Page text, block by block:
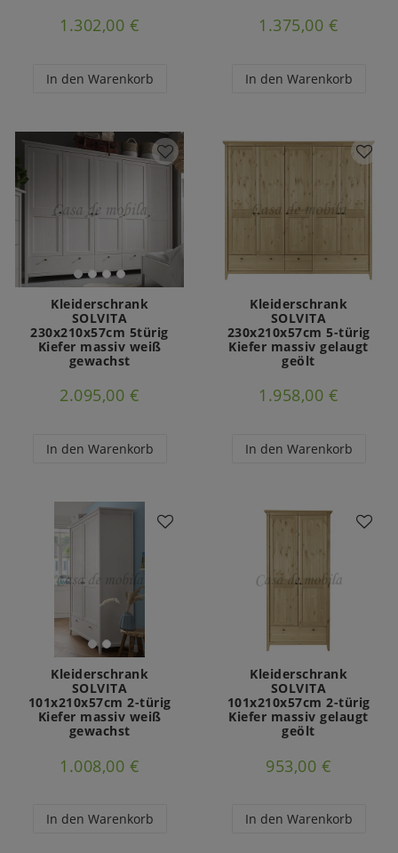
1.302,00 €
In den Warenkorb
1.375,00 €
In den Warenkorb
Kleiderschrank
SOLVITA
230x210x57cm 5türig
Kiefer massiv weiß
gewachst
2.095,00 €
In den Warenkorb
Kleiderschrank
SOLVITA
230x210x57cm 5-türig
Kiefer massiv gelaugt
geölt
1.958,00 €
In den Warenkorb
Kleiderschrank
SOLVITA
101x210x57cm 2-türig
Kiefer massiv weiß
gewachst
1.008,00 €
In den Warenkorb
Kleiderschrank
SOLVITA
101x210x57cm 2-türig
Kiefer massiv gelaugt
geölt
953,00 €
In den Warenkorb